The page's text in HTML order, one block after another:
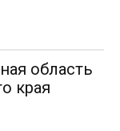
область
края